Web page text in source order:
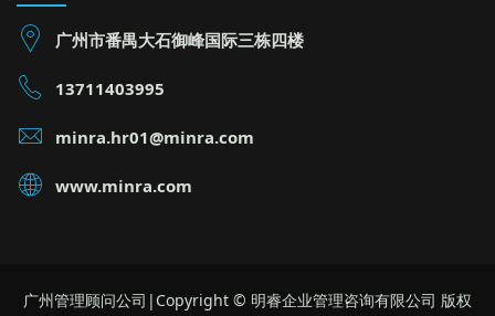
广州市番禺大石御峰国际三栋四楼
13711403995
minra.hr01@minra.com
www.minra.com
广州管理顾问公司|Copyright © 明睿企业管理咨询有限公司 版权